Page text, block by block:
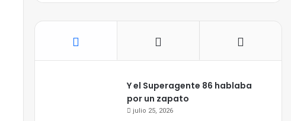
Y el Superagente 86 hablaba
por un zapato
julio 25, 2026